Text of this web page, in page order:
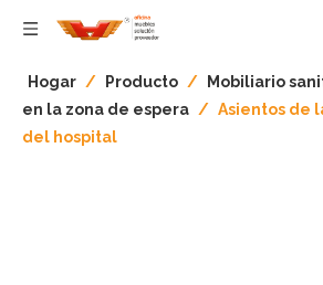
Hogar / Producto / Mobiliario
en la zona de espera / Asientos de
del hospital